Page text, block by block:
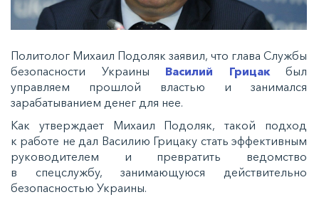
Политолог Михаил Подоляк заявил, что глава Службы
безопасности Украины Василий Грицакбыл
управляем прошлой властью и занимался
зарабатыванием денег для нее.
Как утверждает Михаил Подоляк, такой подход
к работе не дал Василию Грицаку стать эффективным
руководителем и превратить ведомство
в спецслужбу, занимающуюся действительно
безопасностью Украины.